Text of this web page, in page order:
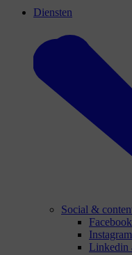
Diensten
Social &
Linkedin